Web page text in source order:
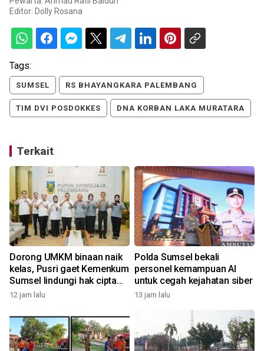
Editor: Dolly Rosana
Tags:
SUMSEL RS BHAYANGKARA PALEMBANG
TIM DVI POSDOKKES DNA KORBAN LAKA MURATARA
Terkait
Dorong UMKM binaan naik
kelas, Pusri gaet Kemenkum
Sumsel lindungi hak cipta
dan merek
12 jam lalu
Polda Sumsel bekali
personel kemampuan AI
untuk cegah kejahatan siber
13 jam lalu